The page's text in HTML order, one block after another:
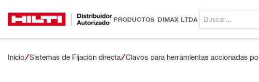
PRODUCTOS DIMAX LTDA
Inicio Sistemas de Fijación directa Clavos para herramientas accionadas